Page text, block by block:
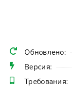
Обновлено:
Версия:
Требования: